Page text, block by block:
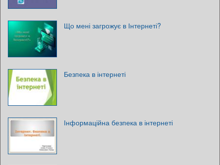
Що мені загрожує в Інтернеті?
Безпека в інтернеті
Інформаційна безпека в інтернеті